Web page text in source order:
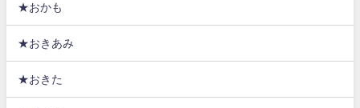
★おかも
★おきあみ
★おきた